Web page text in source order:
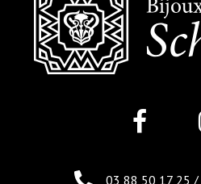
03 88 50 17 25 /